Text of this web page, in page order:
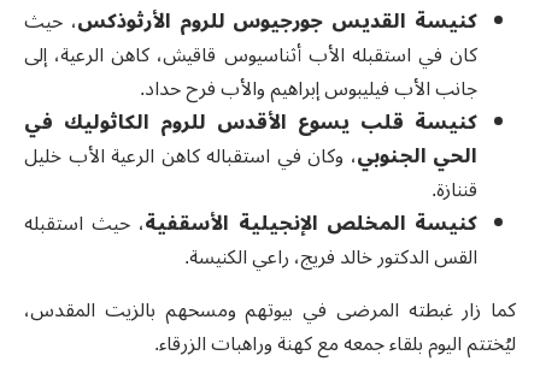
كنيسة القديس جورجيوس للروم الأرثوذكس، حيث
كان في استقبله الأب أثناسيوس قاقيش، كاهن الرعية، إلى
جانب الأب فيليبوس إبراهيم والأب فرح حداد.
كنيسة قلب يسوع الأقدس للروم الكاثوليك في
الحي الجنوبي، وكان في استقباله كاهن الرعية الأب خليل
قننازة.
كنيسة المخلص الإنجيلية الأسقفية، حيث استقبله
القس الدكتور خالد فريج، راعي الكنيسة.
كما زار غبطته المرضى في بيوتهم ومسحهم بالزيت المقدس،
ليُختتم اليوم بلقاء جمعه مع كهنة وراهبات الزرقاء.